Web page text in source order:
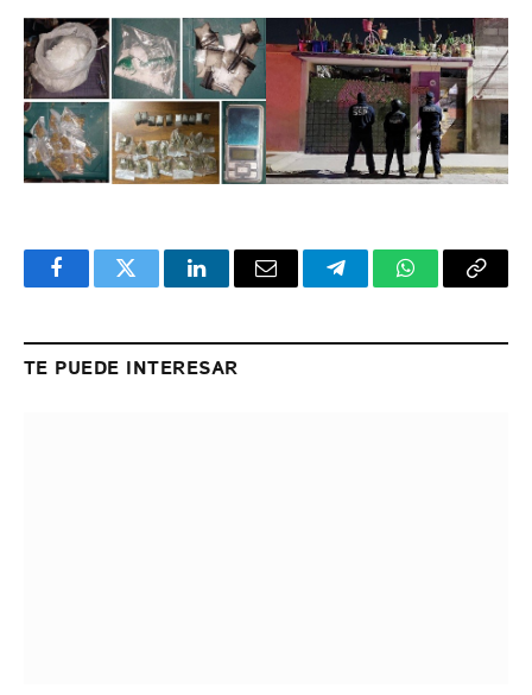
FacebookTwitter LinkedInEmail TelegramWhatsApp
Copy
TE PUEDE INTERESAR